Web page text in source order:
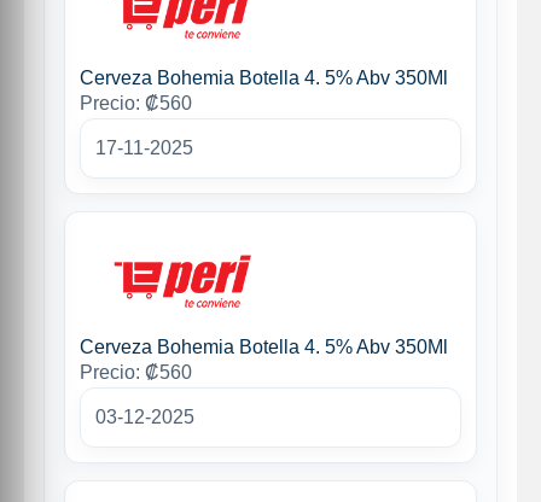
Cerveza Bohemia Botella 4. 5% Abv 350Ml
Precio: ₡560
17-11-2025
Cerveza Bohemia Botella 4. 5% Abv 350Ml
Precio: ₡560
03-12-2025